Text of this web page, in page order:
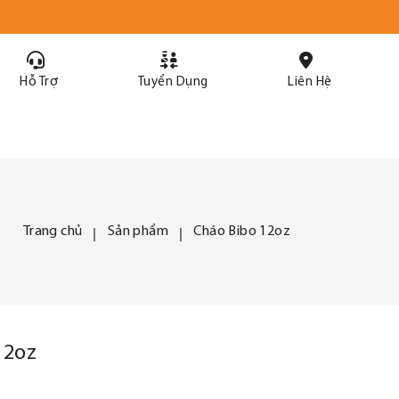
Hỗ Trợ Tuyển Dụng Liên Hệ
Trang chủ Sản phẩm Cháo Bibo 12oz